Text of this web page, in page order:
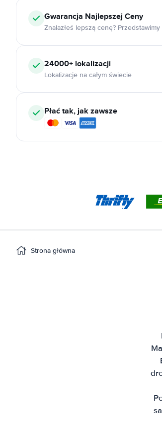
Gwarancja Najlepszej Ceny
Znalazłeś lepszą cenę?
24000+ lokalizacji
Lokalizacje na całym świecie
Płać tak, jak zawsze
Strona główna